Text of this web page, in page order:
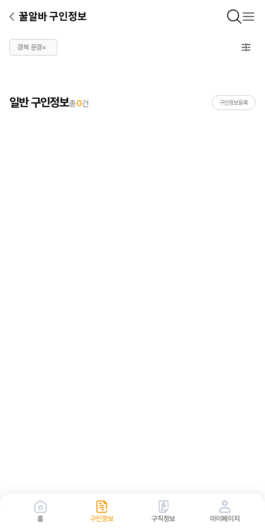
꿀알바 구인정보
경북 문경×
일반 구인정보총0건 구인정보등록
홈 구인정보 구직정보 마이페이지